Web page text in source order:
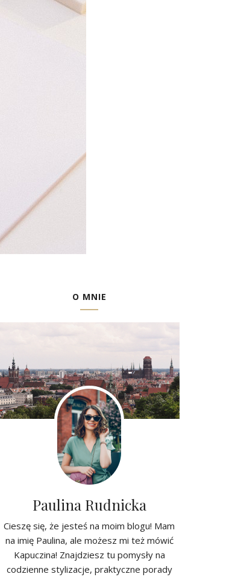
O MNIE
Paulina Rudnicka
Cieszę się, że jesteś na moim blogu! Mam
na imię Paulina, ale możesz mi też mówić
Kapuczina! Znajdziesz tu pomysły na
codzienne stylizacje, praktyczne porady